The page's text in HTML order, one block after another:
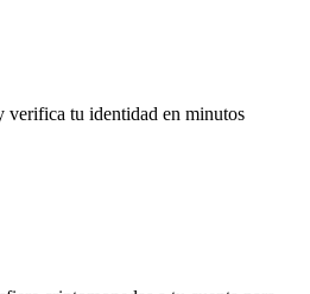
verifica tu identidad en minutos